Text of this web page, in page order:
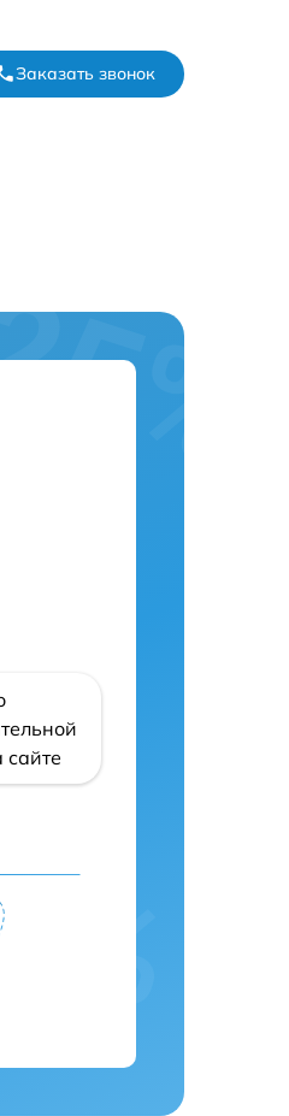
Заказать звонок
сайте